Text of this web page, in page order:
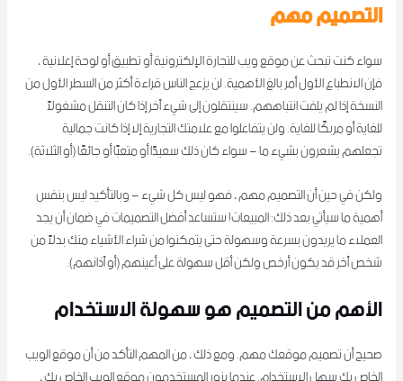
التصميم مهم
سواء كنت تبحث عن موقع ويب للتجارة الإلكترونية أو تطبيق أو لوحة إعلانية ،
فإن الانطباع الأول أمر بالغ الأهمية. لن يزعج الناس قراءة أكثر من السطر الأول من
النسخة إذا لم يلفت انتباههم. سينتقلون إلى شيء آخر إذا كان التنقل مشغولاً
للغاية أو مربكًا للغاية. ولن يتفاعلوا مع علامتك التجارية إلا إذا كانت جمالية
تجعلهم يشعرون بشيء ما – سواء كان ذلك سعيدًا أو متعبًا أو جائعًا (أو الثلاثة).
ولكن في حين أن التصميم مهم ، فهو ليس كل شيء – وبالتأكيد ليس بنفس
أهمية ما سيأتي بعد ذلك: المبيعات! ستساعد أفضل التصميمات في ضمان أن يجد
العملاء ما يريدون بسرعة وسهولة حتى يتمكنوا من شراء الأشياء منك بدلاً من
شخص آخر قد يكون أرخص ولكن أقل سهولة على أعينهم (أو آذانهم).
الأهم من التصميم هو سهولة الاستخدام
صحيح أن تصميم موقعك مهم. ومع ذلك ، من المهم التأكد من أن موقع الويب
الخاص بك سهل الاستخدام. عندما يزور المستخدمون موقع الويب الخاص بك ،